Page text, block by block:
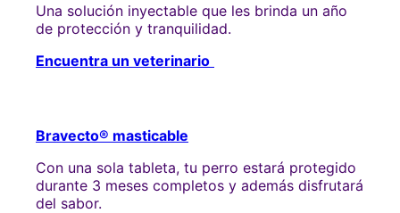
Una solución inyectable que les brinda un año
de protección y tranquilidad.
Encuentra un veterinario
Bravecto® masticable
Con una sola tableta, tu perro estará protegido
durante 3 meses completos y además disfrutará
del sabor.